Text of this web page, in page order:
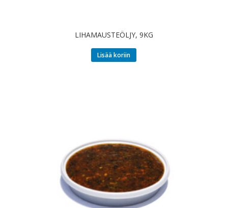
LIHAMAUSTEÖLJY, 9KG
Lisää koriin